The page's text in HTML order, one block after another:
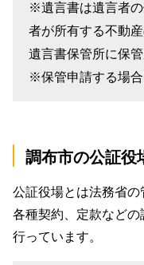
※遺言書は遺言者
者が所有する不動
遺言書保管所に保管
※保管申請する場合
調布市の公証役
公証役場とは法務省の
各種契約、定款など
行っています。